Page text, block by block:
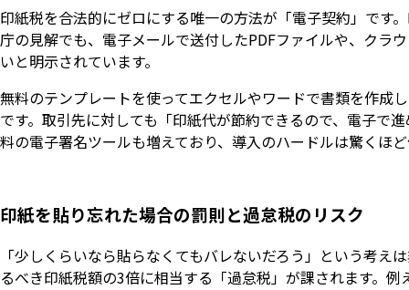
印紙税を合法的にゼロにする唯一の方法が「電子契約」です
庁の見解でも、電子メールで送付したPDFファイルや、クラ
いと明示されています。
無料のテンプレートを使ってエクセルやワードで書類を作成
です。取引先に対しても「印紙代が節約できるので、電子で
料の電子署名ツールも増えており、導入のハードルは驚くほ
印紙を貼り忘れた場合の罰則と過怠税のリスク
「少しくらいなら貼らなくてもバレないだろう」という考
るべき印紙税額の3倍に相当する「過怠税」が課されます。